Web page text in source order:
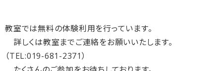
教室では無料の体験利用を行っています。
詳しくは教室までご連絡をお願いいたします。
（TEL:019-681-2371）